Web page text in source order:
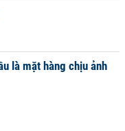
là mặt hàng chịu ảnh